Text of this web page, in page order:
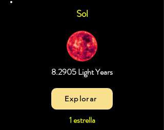
Sol
8.2905 Light Years
Explorar
1 estrella